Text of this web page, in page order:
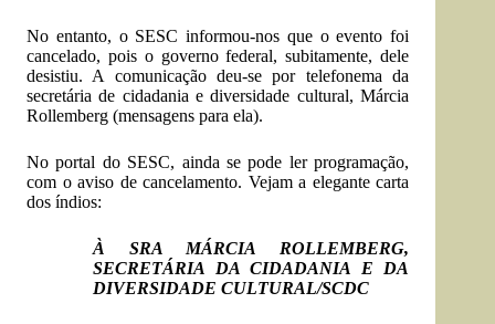
No entanto, o SESC informou-nos que o evento foi
cancelado, pois o governo federal, subitamente, dele
desistiu. A comunicação deu-se por telefonema da
secretária de cidadania e diversidade cultural, Márcia
Rollemberg (mensagens para ela).
Noportal do SESC, ainda se pode ler programação,
com o aviso de cancelamento. Vejam a elegante carta
dos índios:
À SRA MÁRCIA ROLLEMBERG,
SECRETÁRIA DA CIDADANIA E DA
DIVERSIDADE CULTURAL/SCDC